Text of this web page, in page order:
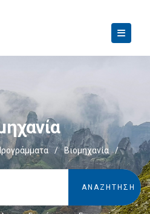
/ Βιομηχανία /